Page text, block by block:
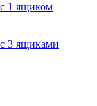
1 ящиком
3 ящиками